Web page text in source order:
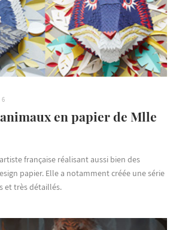
en papier de Mlle
française réalisant aussi bien des
papier. Elle a notamment créée une série
et très détaillés.